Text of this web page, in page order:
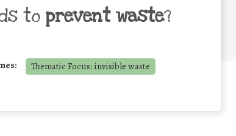
to prevent waste?
Thematic Focus: invisible waste